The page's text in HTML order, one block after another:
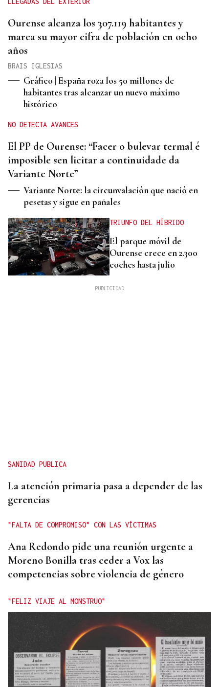
Ourense alcanza los 307.119 habitantes y
marca su mayor cifra de población en ocho
años
BRAIS IGLESIAS
Gráfico | España roza los 50 millones de
habitantes tras alcanzar un nuevo máximo
histórico
NO DETECTA AVANCES
El PP de Ourense: “Facer o bulevar termal é
imposible sen licitar a continuidade da
Variante Norte”
Variante Norte: la circunvalación que nació en
pesetas y sigue en pañales
TRIUNFO DEL HÍBRIDO
El parque móvil de
Ourense crece en 2.300
coches hasta julio
SANIDAD PUBLICA
La atención primaria pasa a depender de las
gerencias
"FALTA DE COMPROMISO" CON LAS VÍCTIMAS
Ana Redondo pide una reunión urgente a
Moreno Bonilla tras ceder a Vox las
competencias sobre violencia de género
"FELIZ VIAJE AL MONSTRUO"